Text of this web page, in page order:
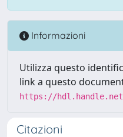
Informazioni
Utilizza questo
link a questo
https://hdl.handle.net/
Citazioni